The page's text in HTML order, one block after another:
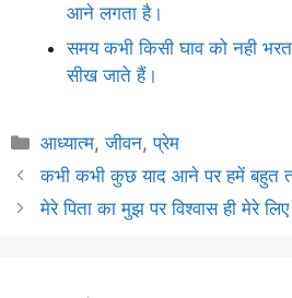
आने लगता है।
समय कभी किसी घाव को नही
सीख जाते हैं।
Categories
आध्यात्म,जीवन,प्रेम
कभी कभी कुछ याद आने पर हमें बहुत
मेरे पिता का मुझ पर विश्वास ही मेरे